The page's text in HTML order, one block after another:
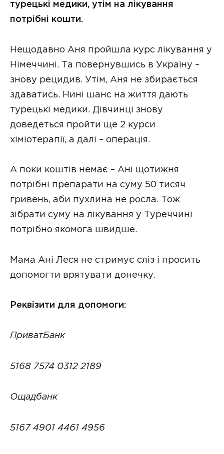
турецькі медики, утім на лікування
потрібні кошти.
Нещодавно Аня пройшла курс лікування у
Німеччині. Та повернувшись в Україну –
знову рецидив. Утім, Аня не збирається
здаватись. Нині шанс на життя дають
турецькі медики. Дівчинці знову
доведеться пройти ще 2 курси
хіміотерапії, а далі – операція.
А поки коштів немає – Ані щотижня
потрібні препарати на суму 50 тисяч
гривень, аби пухлина не росла. Тож
зібрати суму на лікування у Туреччині
потрібно якомога швидше.
Мама Ані Леся не стримує сліз і просить
допомогти врятувати донечку.
Реквізити для допомоги:
ПриватБанк
5168 7574 0312 2189
Ощадбанк
5167 4901 4461 4956